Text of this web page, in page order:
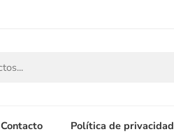
Contacto Política de privacidad